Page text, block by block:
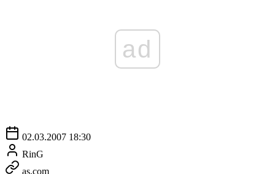
ad
02.03.2007 18:30
RinG
as.com